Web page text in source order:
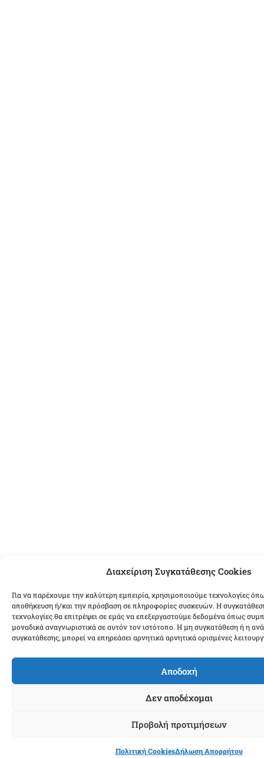
Διαχείριση Συγκατάθεσης Cookies
Για να παρέχουμε την καλύτερη εμπειρία, χρησιμοποιούμε τεχνολογίες
αποθήκευση ή/και την πρόσβαση σε πληροφορίες συσκευών. Η
τεχνολογίες θα επιτρέψει σε εμάς να επεξεργαστούμε δεδομένα όπως
μοναδικά αναγνωριστικά σε αυτόν τον ιστότοπο. Η μη συγκατάθεση ή η
συγκατάθεσης, μπορεί να επηρεάσει αρνητικά αρνητικά ορισμένες
Αποδοχή
Δεν αποδέχομαι
Προβολή προτιμήσεων
Πολιτική CookiesΔήλωση Απορρήτου